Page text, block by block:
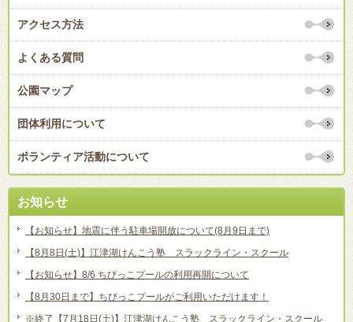
アクセス方法
よくある質問
公園マップ
団体利用について
ボランティア活動について
お知らせ
【お知らせ】地震に伴う駐車場開放について(8月9日まで)
【8月8日(土)】江津湖けんこう塾 スラックライン・スクール
【お知らせ】8/6 ちびっこプールの利用再開について
【8月30日まで】ちびっこプールがご利用いただけます！
※終了【7月18日(土)】江津湖けんこう塾 スラックライン・スクール